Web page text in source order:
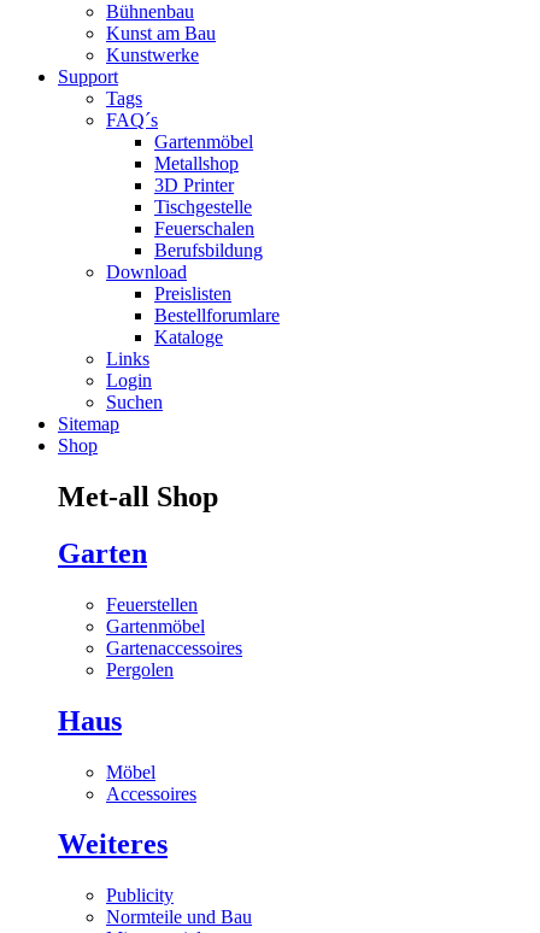
Bühnenbau
Kunst am Bau
Kunstwerke
Support
Tags
FAQ´s
Gartenmöbel
Metallshop
3D Printer
Tischgestelle
Feuerschalen
Berufsbildung
Download
Preislisten
Bestellforumlare
Kataloge
Links
Login
Suchen
Sitemap
Shop
Met-all Shop
Garten
Feuerstellen
Gartenmöbel
Gartenaccessoires
Pergolen
Haus
Möbel
Accessoires
Weiteres
Publicity
Normteile und Bau